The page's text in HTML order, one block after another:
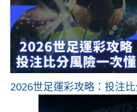
2026世足運彩攻略：投注